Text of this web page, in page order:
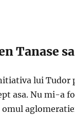
Tanase
lui Tudor
asa. Nu mi-a